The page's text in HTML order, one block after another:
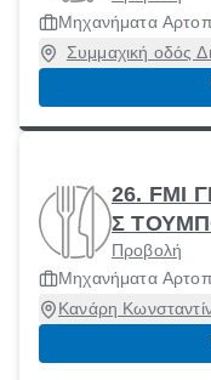
Μηχανήματα
Συμμαχική οδός
26. FMI
Σ
Προβολή
Μηχανήματα
Κανάρη